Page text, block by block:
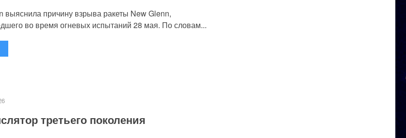
выяснила причину взрыва ракеты New Glenn,
во время огневых испытаний 28 мая. По словам...
третьего поколения